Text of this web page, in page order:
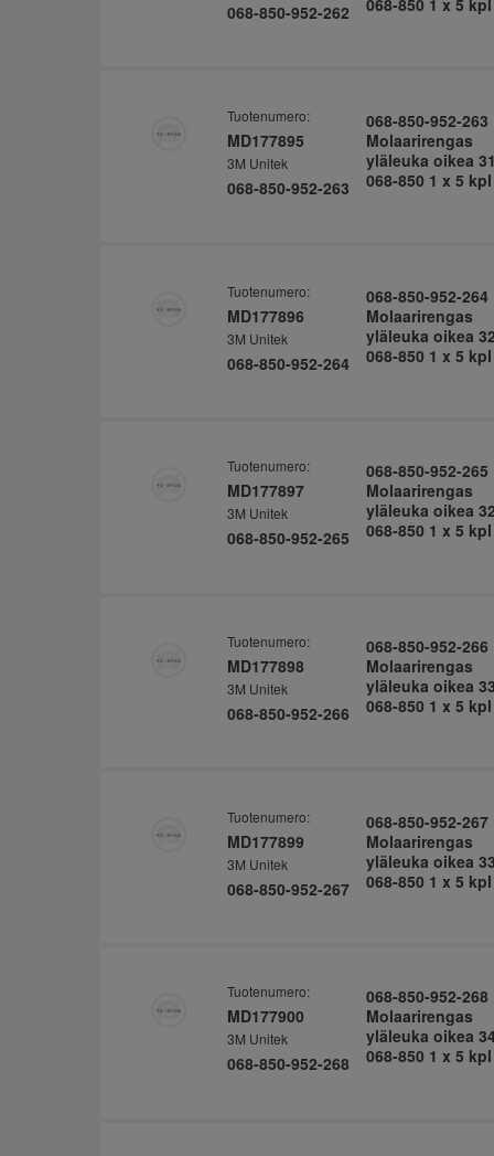
068-850-952-262
068-850 1 x 5 kpl
Tuotenumero:
MD177895
3M Unitek
068-850-952-263
068-850-952-263
Molaarirengas
yläleuka oikea
068-850 1 x 5 kpl
Tuotenumero:
MD177896
3M Unitek
068-850-952-264
068-850-952-264
Molaarirengas
yläleuka oikea
068-850 1 x 5 kpl
Tuotenumero:
MD177897
3M Unitek
068-850-952-265
068-850-952-265
Molaarirengas
yläleuka oikea
068-850 1 x 5 kpl
Tuotenumero:
MD177898
3M Unitek
068-850-952-266
068-850-952-266
Molaarirengas
yläleuka oikea
068-850 1 x 5 kpl
Tuotenumero:
MD177899
3M Unitek
068-850-952-267
068-850-952-267
Molaarirengas
yläleuka oikea
068-850 1 x 5 kpl
Tuotenumero:
MD177900
3M Unitek
068-850-952-268
068-850-952-268
Molaarirengas
yläleuka oikea
068-850 1 x 5 kpl